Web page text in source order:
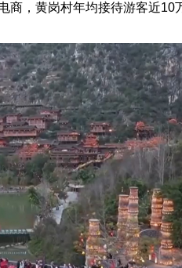
，黄岗村年均接待游客近10